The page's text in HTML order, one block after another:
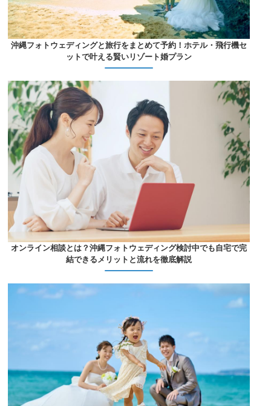
沖縄フォトウェディングと旅行をまとめて予約！ホテル・飛行機セ
ットで叶える賢いリゾート婚プラン
オンライン相談とは？沖縄フォトウェディング検討中でも自宅で完
結できるメリットと流れを徹底解説